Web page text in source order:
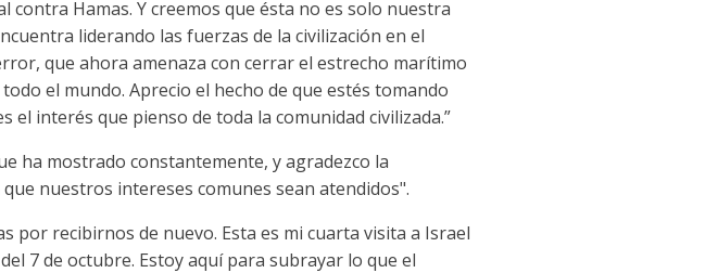
Hamas. Y creemos que ésta no es solo nuestra
liderando las fuerzas de la civilización en el
que ahora amenaza con cerrar el estrecho marítimo
el mundo. Aprecio el hecho de que estés tomando
interés que pienso de toda la comunidad civilizada.”
ha mostrado constantemente, y agradezco la
nuestros intereses comunes sean atendidos".
por recibirnos de nuevo. Esta es mi cuarta visita a Israel
7 de octubre. Estoy aquí para subrayar lo que el